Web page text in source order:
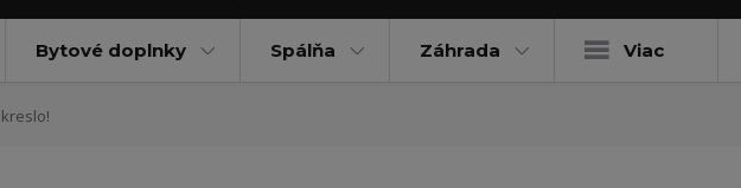
Bytové doplnky Spálňa Záhrada Viac